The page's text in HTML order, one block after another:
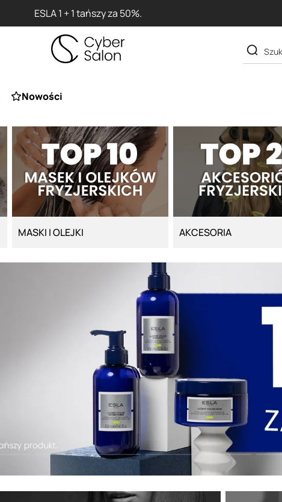
ESLA 1 + 1 tańszy za 50%.
Nowości
MASKI I OLEJKI AKCESORIA